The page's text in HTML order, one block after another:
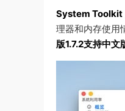
System Toolkit
理器和内存使用
版1.7.2支持中文